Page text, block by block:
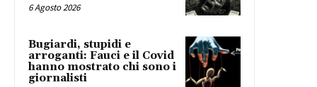
6 Agosto 2026
Bugiardi, stupidi e
arroganti: Fauci e il Covid
hanno mostrato chi sono i
giornalisti